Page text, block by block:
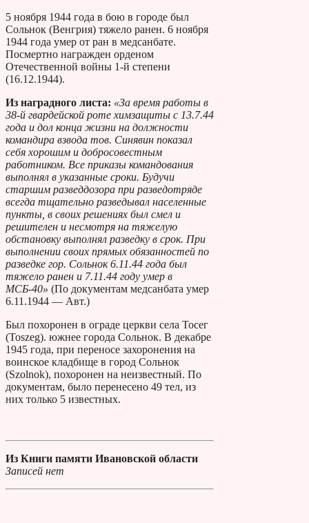
5 ноября 1944 года в бою в городе был
Сольнок (Венгрия) тяжело ранен. 6 ноября
1944 года умер от ран в медсанбате.
Посмертно награжден орденом
Отечественной войны 1-й степени
(16.12.1944).
Из наградного листа: «За время работы в
38-й гвардейской роте химзащиты с 13.7.44
года и дол конца жизни на должности
командира взвода тов. Синявин показал
себя хорошим и добросовестным
работником. Все приказы командования
выполнял в указанные сроки. Будучи
старшим разведдозора при разведотряде
всегда тщательно разведывал населенные
пункты, в своих решениях был смел и
решителен и несмотря на тяжелую
обстановку выполнял разведку в срок. При
выполнении своих прямых обязанностей по
разведке гор. Сольнок 6.11.44 года был
тяжело ранен и 7.11.44 году умер в
МСБ-40» (По документам медсанбата умер
6.11.1944 — Авт.)
Был похоронен в ограде церкви села Тосег
(Toszeg). южнее города Сольнок. В декабре
1945 года, при переносе захоронения на
воинское кладбище в город Сольнок
(Szolnok), похоронен на неизвестный. По
документам, было перенесено 49 тел, из
них только 5 известных.
Из Книги памяти Ивановской области
Записей нет